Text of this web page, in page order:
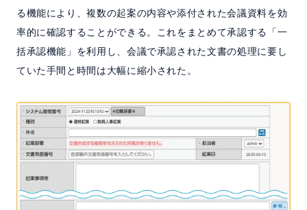
る機能により、複数の起案の内容や添付された会議資料を効
率的に確認することができる。これをまとめて承認する「一
括承認機能」を利用し、会議で承認された文書の処理に要し
ていた手間と時間は大幅に縮小された。